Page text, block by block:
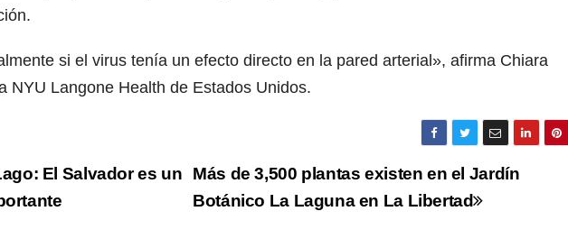
si el virus tenía un efecto directo en la pared arterial», afirma Chiara
NYU Langone Health de Estados Unidos.
Más de 3,500 plantas existen en el Jardín
Botánico La Laguna en La Libertad
El Salvador es un